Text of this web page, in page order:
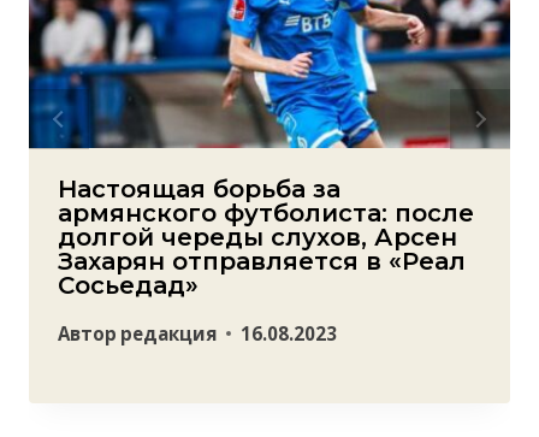
Настоящая борьба за
армянского футболиста: после
долгой череды слухов, Арсен
Захарян отправляется в «Реал
Сосьедад»
Автор редакция 16.08.2023